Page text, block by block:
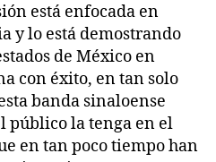
está enfocada en
y lo está demostrando
de México en
con éxito, en tan solo
banda sinaloense
público la tenga en el
en tan poco tiempo han